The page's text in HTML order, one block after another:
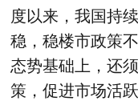
度以来，我国持
稳，稳楼市政策
态势基础上，还
策，促进市场活